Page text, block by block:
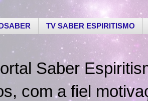
TV SABER ESPIRITISMO
Saber
com a fiel